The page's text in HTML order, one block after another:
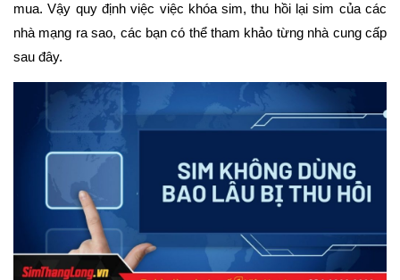
mua. Vậy quy định việc việc khóa sim, thu hồi lại sim của các
nhà mạng ra sao, các bạn có thể tham khảo từng nhà cung cấp
sau đây.